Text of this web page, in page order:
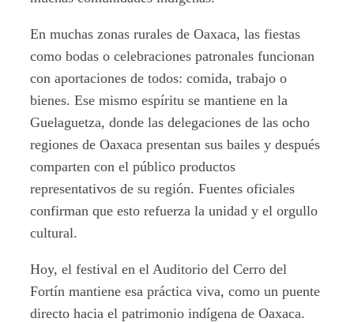
En muchas zonas rurales de Oaxaca, las fiestas
como bodas o celebraciones patronales funcionan
con aportaciones de todos: comida, trabajo o
bienes. Ese mismo espíritu se mantiene en la
Guelaguetza, donde las delegaciones de las ocho
regiones de Oaxaca presentan sus bailes y después
comparten con el público productos
representativos de su región. Fuentes oficiales
confirman que esto refuerza la unidad y el orgullo
cultural.
Hoy, el festival en el Auditorio del Cerro del
Fortín mantiene esa práctica viva, como un puente
directo hacia el patrimonio indígena de Oaxaca.